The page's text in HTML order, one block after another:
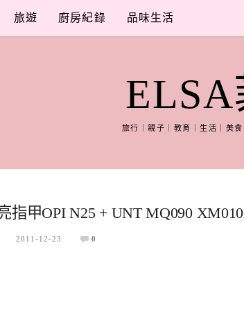
旅遊 廚房紀錄 品味生活
旅行｜親子｜教育｜生活｜美
指甲OPI N25 + UNT MQ090 XM010
2011-12-23 0